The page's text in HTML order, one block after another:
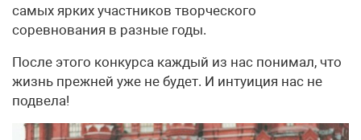
самых ярких участников творческого
соревнования в разные годы.
После этого конкурса каждый из нас понимал, что
жизнь прежней уже не будет. И интуиция нас не
подвела!